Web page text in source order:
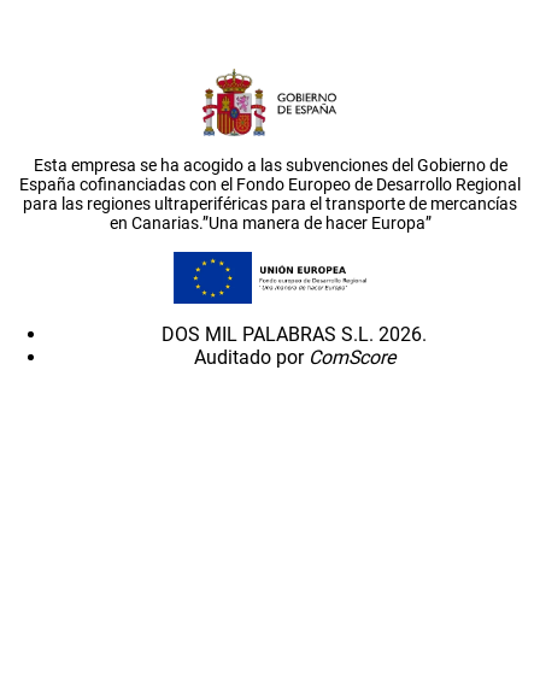
Esta empresa se ha acogido a las subvenciones del Gobierno de
España cofinanciadas con el Fondo Europeo de Desarrollo Regional
para las regiones ultraperiféricas para el transporte de mercancías
en Canarias.”Una manera de hacer Europa”
DOS MIL PALABRAS S.L. 2026.
Auditado por ComScore